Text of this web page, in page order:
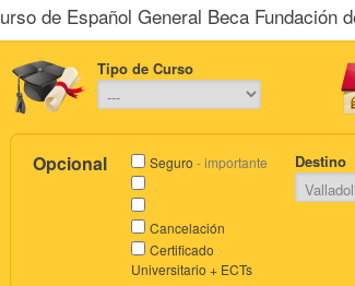
de Español General Beca Fundación
Tipo de Curso
Opcional Seguro - importante
Cancelación
Certificado
Universitario + ECTs
Destino